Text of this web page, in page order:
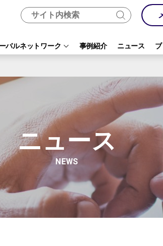
バルネットワーク 事例紹介 ニュース
ニュース
NEWS